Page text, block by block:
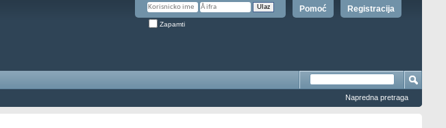
Registracija
Pomoć
Zapamti
Napredna pretraga